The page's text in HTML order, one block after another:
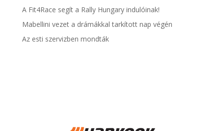
A Fit4Race segít a Rally Hungary indulóinak!
Mabellini vezet a drámákkal tarkított nap végén
Az esti szervizben mondták